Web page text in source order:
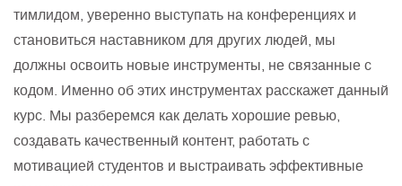
тимлидом, уверенно выступать на конференциях и
становиться наставником для других людей, мы
должны освоить новые инструменты, не связанные с
кодом. Именно об этих инструментах расскажет данный
курс. Мы разберемся как делать хорошие ревью,
создавать качественный контент, работать с
мотивацией студентов и выстраивать эффективные